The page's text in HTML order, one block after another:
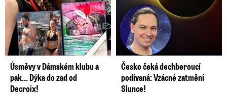
Úsměvy v Dámském klubu a
pak… Dýka do zad od
Decroix!
Česko čeká dechberoucí
podívaná: Vzácné zatmění
Slunce!